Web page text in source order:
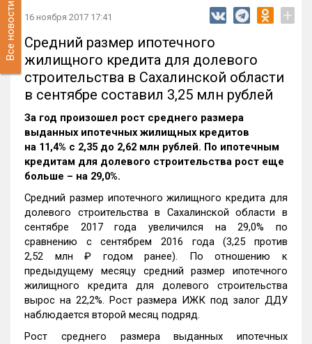
Все новости 16 ноября 2017 17:41 +
Средний размер ипотечного
жилищного кредита для долевого
строительства в Сахалинской области
в сентябре составил 3,25 млн рублей
За год произошел рост среднего размера
выданных ипотечных жилищных кредитов
на 11,4% c 2,35 до 2,62 млн рублей. По ипотечным
кредитам для долевого строительства рост еще
больше – на 29,0%.
Средний размер ипотечного жилищного кредита для
долевого строительства в Сахалинской области в
сентябре 2017 года увеличился на 29,0% по
сравнению с сентябрем 2016 года (3,25 против
2,52 млн ₽ годом ранее). По отношению к
предыдущему месяцу средний размер ипотечного
жилищного кредита для долевого строительства
вырос на 22,2%. Рост размера ИЖК под залог ДДУ
наблюдается второй месяц подряд.
Рост среднего размера выданных ипотечных